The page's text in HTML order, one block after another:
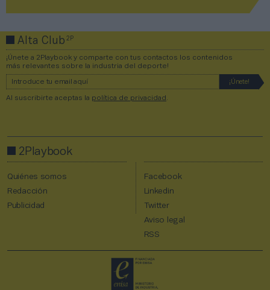
Alta Club2P
¡Únete a 2Playbook y comparte con tus contactos los contenidos
más relevantes sobre la industria del deporte!
Al suscribirte aceptas la política de privacidad .
2Playbook
Quiénes somos
Redacción
Publicidad
Facebook
Linkedin
Twitter
Aviso legal
RSS